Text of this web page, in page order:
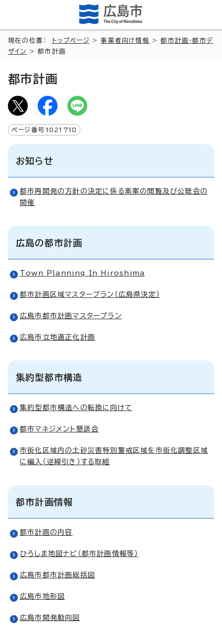
現在の位置： トップページ >事業者向け情報 >都市計画・都市デ
ザイン
> 都市計画
都市計画
ページ番号 1021718
お知らせ
都市再開発の方針の決定に係る素案の閲覧及び公聴会の
開催
広島の都市計画
Town Planning In Hiroshima
都市計画区域マスタープラン（広島県決定）
広島市都市計画マスタープラン
広島市立地適正化計画
集約型都市構造
集約型都市構造への転換に向けて
都市マネジメント懇談会
市街化区域内の土砂災害特別警戒区域を市街化調整区域
に編入（逆線引き）する取組
都市計画情報
都市計画の内容
ひろしま地図ナビ（都市計画情報等）
広島市都市計画総括図
広島市地形図
広島市開発動向図